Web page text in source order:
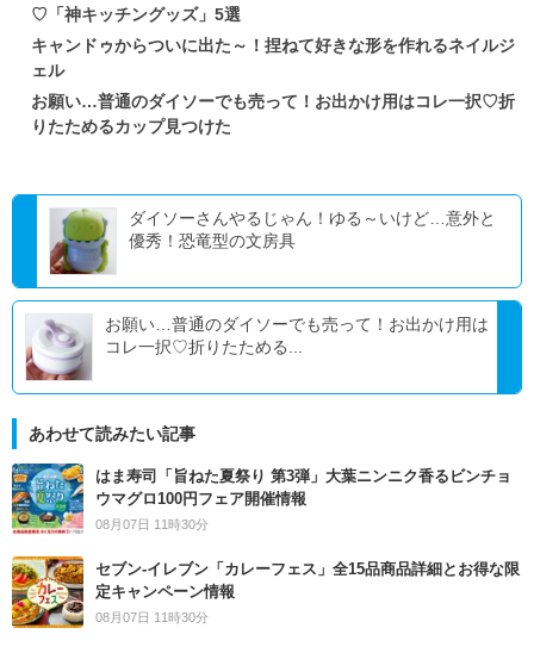
♡「神キッチングッズ」5選
キャンドゥからついに出た～！捏ねて好きな形を作れるネイルジ
ェル
お願い…普通のダイソーでも売って！お出かけ用はコレ一択♡折
りたためるカップ見つけた
ダイソーさんやるじゃん！ゆる～いけど…意外と
優秀！恐竜型の文房具
お願い…普通のダイソーでも売って！お出かけ用は
コレ一択♡折りたためる...
あわせて読みたい記事
はま寿司「旨ねた夏祭り 第3弾」大葉ニンニク香るビンチョ
ウマグロ100円フェア開催情報
08月07日 11時30分
セブン‐イレブン「カレーフェス」全15品商品詳細とお得な限
定キャンペーン情報
08月07日 11時30分